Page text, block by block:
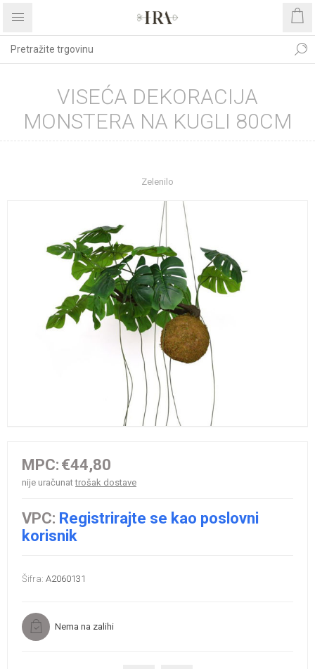
VISEĆA DEKORACIJA
MONSTERA NA KUGLI 80CM
Zelenilo
MPC: €44,80
nije uračunattrošak dostave
VPC: Registrirajte se kao poslovni
korisnik
Šifra: A2060131
Nema na zalihi